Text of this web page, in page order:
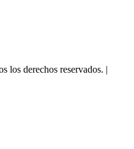
los derechos reservados. |